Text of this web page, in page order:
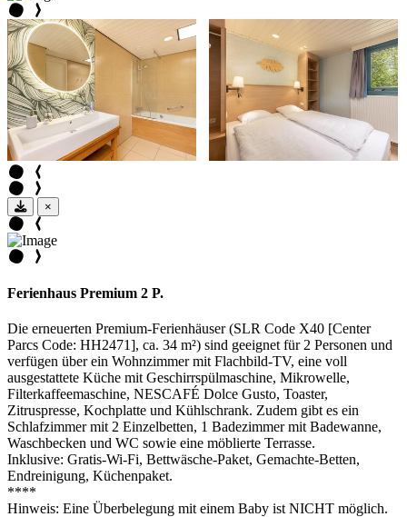
×
Ferienhaus Premium 2 P.
Die erneuerten Premium-Ferienhäuser (SLR Code X40 [Center
Parcs Code: HH2471], ca. 34 m²) sind geeignet für 2 Personen und
verfügen über ein Wohnzimmer mit Flachbild-TV, eine voll
ausgestattete Küche mit Geschirrspülmaschine, Mikrowelle,
Filterkaffeemaschine, NESCAFÉ Dolce Gusto, Toaster,
Zitruspresse, Kochplatte und Kühlschrank. Zudem gibt es ein
Schlafzimmer mit 2 Einzelbetten, 1 Badezimmer mit Badewanne,
Waschbecken und WC sowie eine möblierte Terrasse.
Inklusive: Gratis-Wi-Fi, Bettwäsche-Paket, Gemachte-Betten,
Endreinigung, Küchenpaket.
****
Hinweis: Eine Überbelegung mit einem Baby ist NICHT möglich.